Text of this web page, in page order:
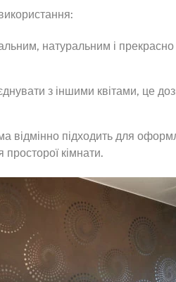
натуральним і прекрасно
з іншими квітами, це
відмінно підходить для
просторої кімнати.